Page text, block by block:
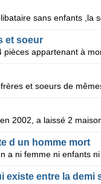
et soeur
d un homme mort